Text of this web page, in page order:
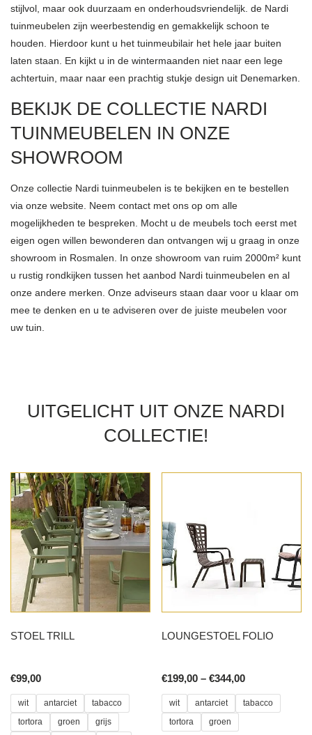
stijlvol, maar ook duurzaam en onderhoudsvriendelijk. de Nardi
tuinmeubelen zijn weerbestendig en gemakkelijk schoon te
houden. Hierdoor kunt u het tuinmeubilair het hele jaar buiten
laten staan. En kijkt u in de wintermaanden niet naar een lege
achtertuin, maar naar een prachtig stukje design uit Denemarken.
BEKIJK DE COLLECTIE NARDI
TUINMEUBELEN IN ONZE
SHOWROOM
Onze collectie Nardi tuinmeubelen is te bekijken en te bestellen
via onze website. Neem contact met ons op om alle
mogelijkheden te bespreken. Mocht u de meubels toch eerst met
eigen ogen willen bewonderen dan ontvangen wij u graag in onze
showroom in Rosmalen. In onze showroom van ruim 2000m² kunt
u rustig rondkijken tussen het aanbod Nardi tuinmeubelen en al
onze andere merken. Onze adviseurs staan daar voor u klaar om
mee te denken en u te adviseren over de juiste meubelen voor
uw tuin.
UITGELICHT UIT ONZE NARDI
COLLECTIE!
STOEL TRILL
€99,00
wit antarciet
tabacco
tortora
groen
grijs
LOUNGESTOEL FOLIO
€199,00 – €344,00Price
€199,00
wit antarciet
tabacco
tortora
groen